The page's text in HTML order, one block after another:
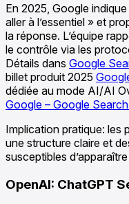
En 2025, Google
aller à l’essentiel » et
la réponse. L’équipe
le contrôle via les
Détails dans Google
billet produit 2025
dédiée au mode AI/AI
Google – Google
Implication pratique: les
une structure claire et
susceptibles
OpenAI: ChatGPT